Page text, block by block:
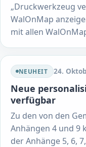
„Druckwerkzeug
WalOnMap
mit allen
NEUHEIT 24.
Neue
verfügbar
Zu den von den
Anhängen 4 und 9
der Anhänge 5, 6,